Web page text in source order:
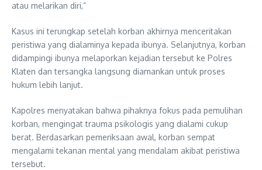
atau melarikan diri,”
Kasus ini terungkap setelah korban akhirnya menceritakan
peristiwa yang dialaminya kepada ibunya. Selanjutnya, korban
didampingi ibunya melaporkan kejadian tersebut ke Polres
Klaten dan tersangka langsung diamankan untuk proses
hukum lebih lanjut.
Kapolres menyatakan bahwa pihaknya fokus pada pemulihan
korban, mengingat trauma psikologis yang dialami cukup
berat. Berdasarkan pemeriksaan awal, korban sempat
mengalami tekanan mental yang mendalam akibat peristiwa
tersebut.